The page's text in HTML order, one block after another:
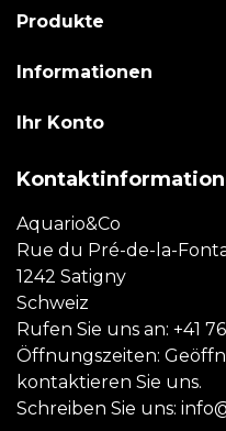
Produkte
Informationen
Ihr Konto
Aquario&Co
Rue du Pré-de-la-
1242 Satigny
Schweiz
Rufen Sie uns an: +41
Öffnungszeiten:
kontaktieren Sie uns.
Schreiben Sie uns: